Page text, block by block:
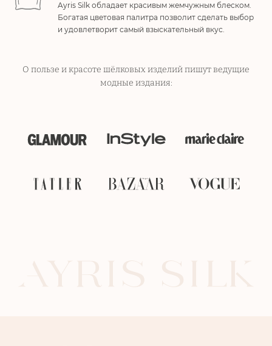
Ayris Silk обладает красивым жемчужным блеском.
Богатая цветовая палитра позволит сделать выбор
и удовлетворит самый взыскательный вкус.
О пользе и красоте шёлковых изделий пишут ведущие
модные издания: